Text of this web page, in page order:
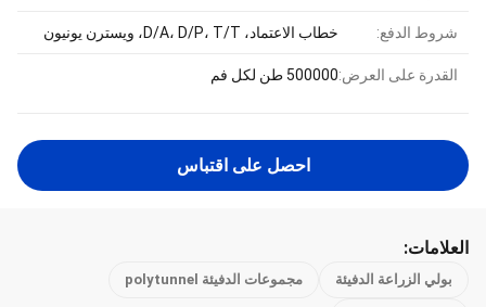
شروط الدفع: خطاب الاعتماد، D/A، D/P، T/T، ويسترن يونيون
القدرة على العرض:500000 طن لكل فم
احصل على اقتباس
العلامات:
بولي الزراعة الدفيئة مجموعات الدفيئة polytunnel